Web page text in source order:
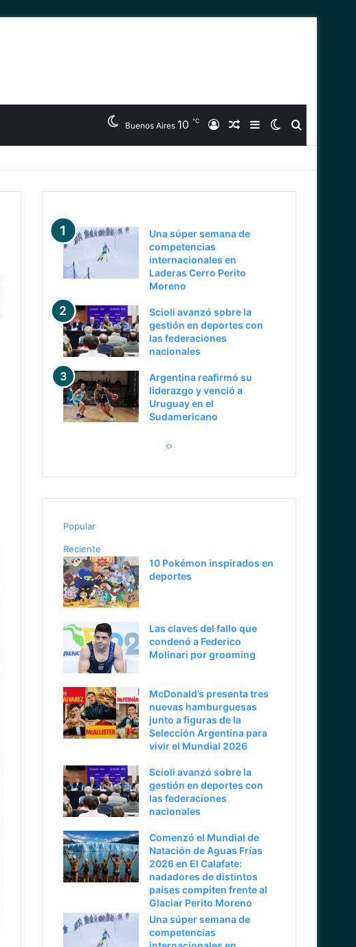
Buscar
Switch
Barra
Artículo
Iniciar
Buenos Aires 10 ℃
Últimas noticias
Una súper semana de
competencias
internacionales en
Laderas Cerro Perito
Moreno
Scioli avanzó sobre la
gestión en deportes con
las federaciones
nacionales
Argentina reafirmó su
liderazgo y venció a
Uruguay en el
Sudamericano
Pagina
Siguiente
Popular
Reciente
10 Pokémon inspirados en
deportes
Las claves del fallo que
condenó a Federico
Molinari por grooming
McDonald’s presenta tres
nuevas hamburguesas
junto a figuras de la
Selección Argentina para
vivir el Mundial 2026
Scioli avanzó sobre la
gestión en deportes con
las federaciones
nacionales
Comenzó el Mundial de
Natación de Aguas Frías
2026 en El Calafate:
nadadores de distintos
países compiten frente al
Glaciar Perito Moreno
Una súper semana de
competencias